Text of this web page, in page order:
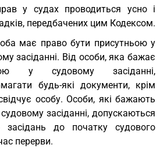
у судах проводиться усно і
передбачених цим Кодексом.
має право бути присутньою у
засіданні. Від особи, яка бажає
у судовому засіданні,
будь-які документи, крім
особу. Особи, які бажають
засіданні, допускаються
до початку судового
перерви.